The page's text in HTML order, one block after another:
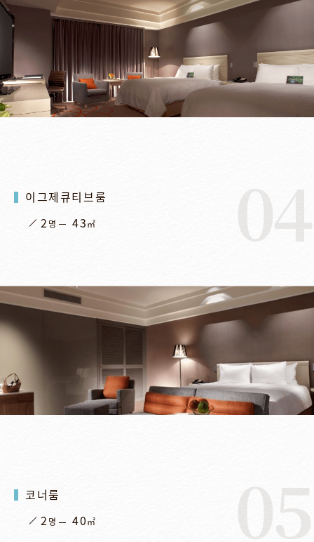
04
이그제큐티브룸
2 명 43㎡
05
코너룸
2 명 40㎡